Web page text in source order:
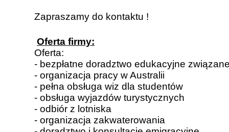
Zapraszamy do kontaktu !
Oferta firmy:
Oferta:
- bezpłatne doradztwo edukacyjne
- organizacja pracy w Australii
- pełna obsługa wiz dla studentów
- obsługa wyjazdów turystycznych
- odbiór z lotniska
- organizacja zakwaterowania